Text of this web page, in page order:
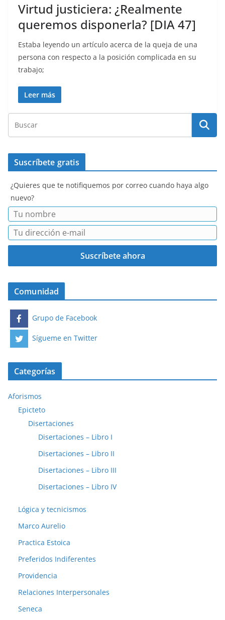
Virtud justiciera: ¿Realmente
queremos disponerla? [DIA 47]
Estaba leyendo un artículo acerca de la queja de una
persona con respecto a la posición complicada en su
trabajo;
Leer más
Suscríbete gratis
¿Quieres que te notifiquemos por correo cuando haya algo
nuevo?
Comunidad
Grupo de Facebook
Sígueme en Twitter
Categorías
Aforismos
Epicteto
Disertaciones
Disertaciones – Libro I
Disertaciones – Libro II
Disertaciones – Libro III
Disertaciones – Libro IV
Lógica y tecnicismos
Marco Aurelio
Practica Estoica
Preferidos Indiferentes
Providencia
Relaciones Interpersonales
Seneca